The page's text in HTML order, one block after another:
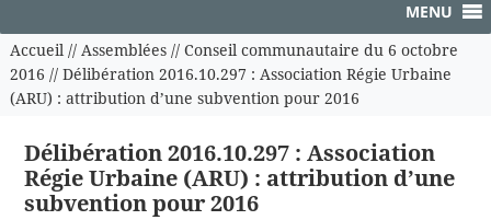
MENU
Accueil// Assemblées// Conseil communautaire du 6 octobre
2016 // Délibération 2016.10.297 : Association Régie Urbaine
(ARU) : attribution d’une subvention pour 2016
Délibération 2016.10.297 : Association
Régie Urbaine (ARU) : attribution d’une
subvention pour 2016